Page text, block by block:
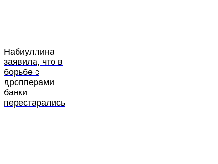
Набиуллина
заявила, что в
борьбе с
дропперами
банки
перестарались